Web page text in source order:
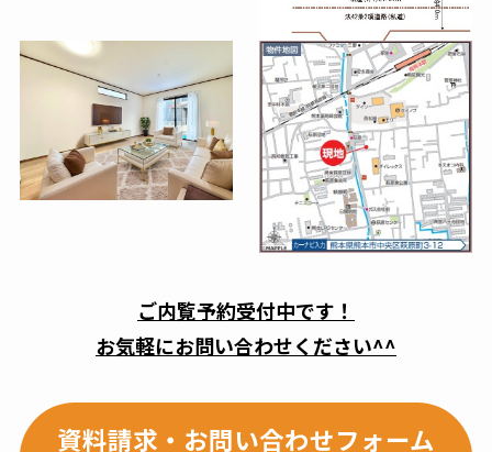
ご内覧予約受付中です！
お気軽にお問い合わせください^^
資料請求・お問い合わせフォーム